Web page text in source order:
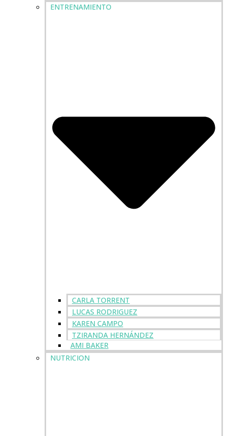
ENTRENAMIENTO
CARLA TORRENT
LUCAS RODRIGUEZ
KAREN CAMPO
TZIRANDA HERNÁNDEZ
AMI BAKER
NUTRICION